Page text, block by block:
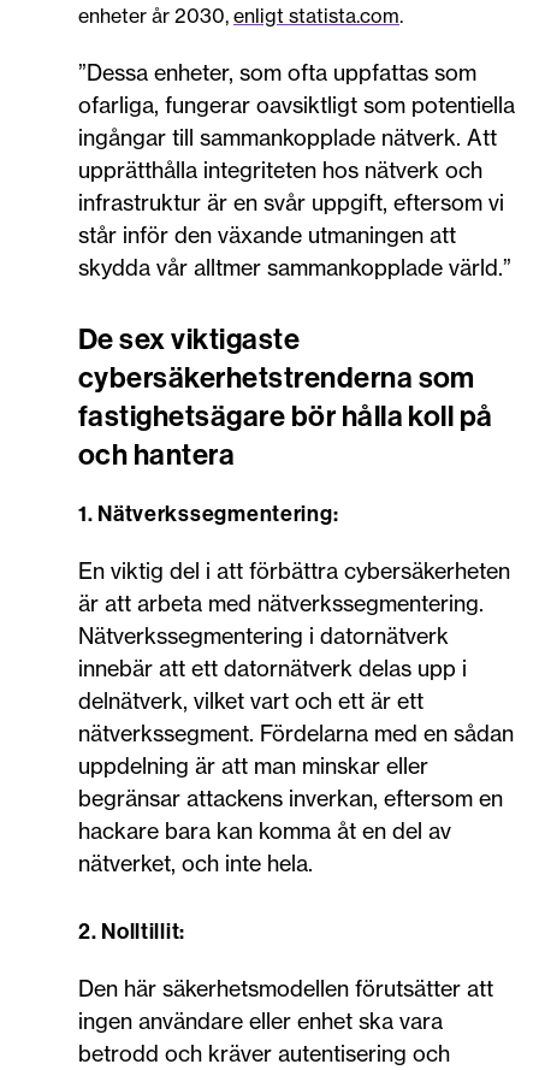
enheter år 2030, enligt statista.com.
”Dessa enheter, som ofta uppfattas som
ofarliga, fungerar oavsiktligt som potentiella
ingångar till sammankopplade nätverk. Att
upprätthålla integriteten hos nätverk och
infrastruktur är en svår uppgift, eftersom vi
står inför den växande utmaningen att
skydda vår alltmer sammankopplade värld.”
De sex viktigaste
cybersäkerhetstrenderna som
fastighetsägare bör hålla koll på
och hantera
1. Nätverkssegmentering:
En viktig del i att förbättra cybersäkerheten
är att arbeta med nätverkssegmentering.
Nätverkssegmentering i datornätverk
innebär att ett datornätverk delas upp i
delnätverk, vilket vart och ett är ett
nätverkssegment. Fördelarna med en sådan
uppdelning är att man minskar eller
begränsar attackens inverkan, eftersom en
hackare bara kan komma åt en del av
nätverket, och inte hela.
2. Nolltillit:
Den här säkerhetsmodellen förutsätter att
ingen användare eller enhet ska vara
betrodd och kräver autentisering och